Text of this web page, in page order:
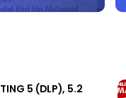
5 (DLP), 5.2